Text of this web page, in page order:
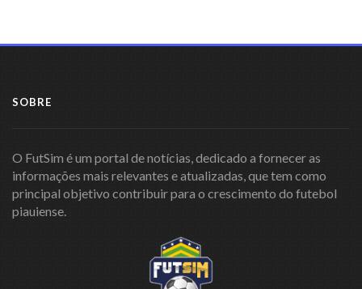
SOBRE
O FutSim é um portal de notícias, dedicado a fornecer as
informações mais relevantes e atualizadas, que tem como
principal objetivo contribuir para o crescimento do futebol
piauiense.